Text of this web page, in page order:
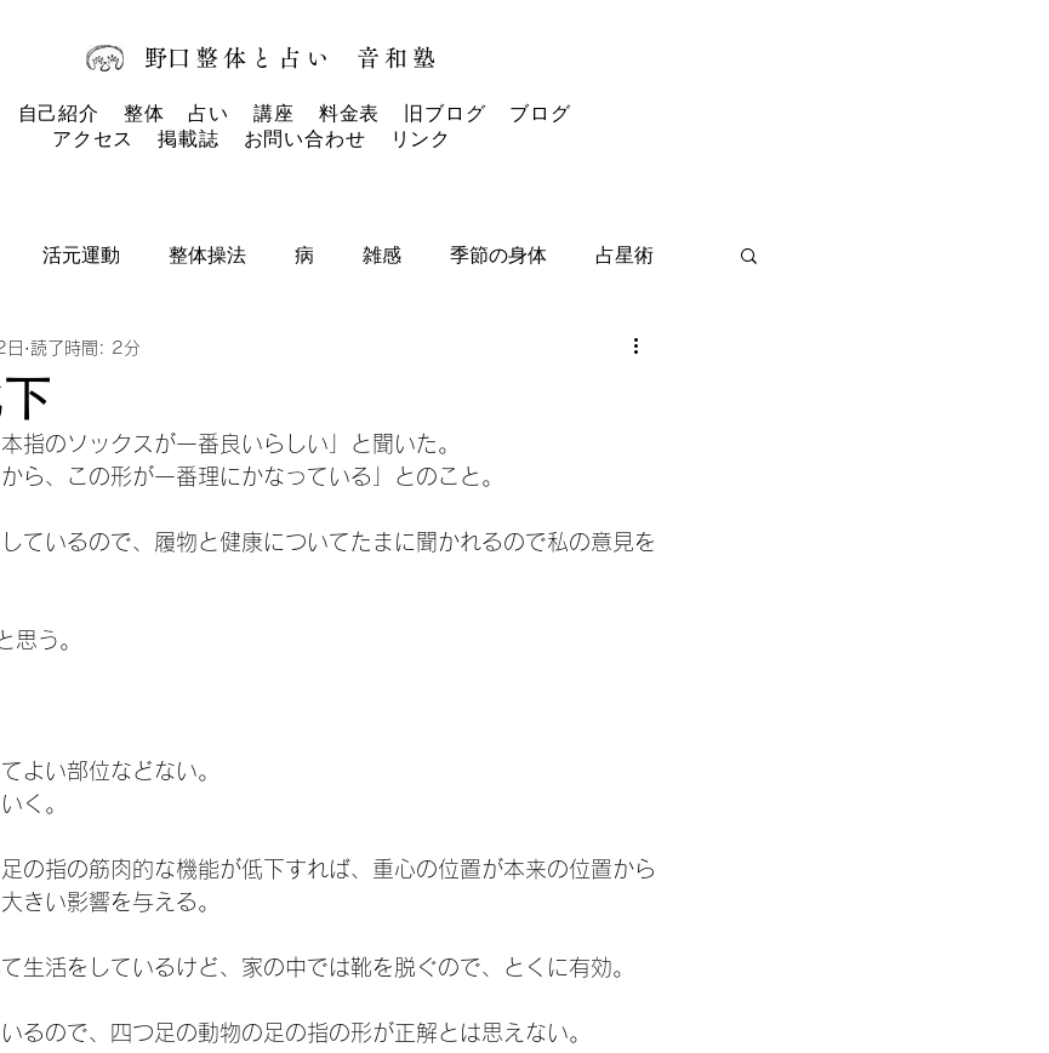
​野口整体と占い 音和塾​
自己紹介 整体 占い 講座 料金表 旧ブログ
ブログ
アクセス
掲載誌 お問い合わせ リンク
活元運動 整体操法 病 雑感 季節の身体 占星術
ットカード
読了時間: 2分
指のソックスが一番良いらしい」と聞いた。
ら、この形が一番理にかなっている」とのこと。
ているので、履物と健康についてたまに聞かれるので私の意見を
思う。
よい部位などない。
く。
の指の筋肉的な機能が低下すれば、重心の位置が本来の位置から
きい影響を与える。
生活をしているけど、家の中では靴を脱ぐので、とくに有効。
るので、四つ足の動物の足の指の形が正解とは思えない。